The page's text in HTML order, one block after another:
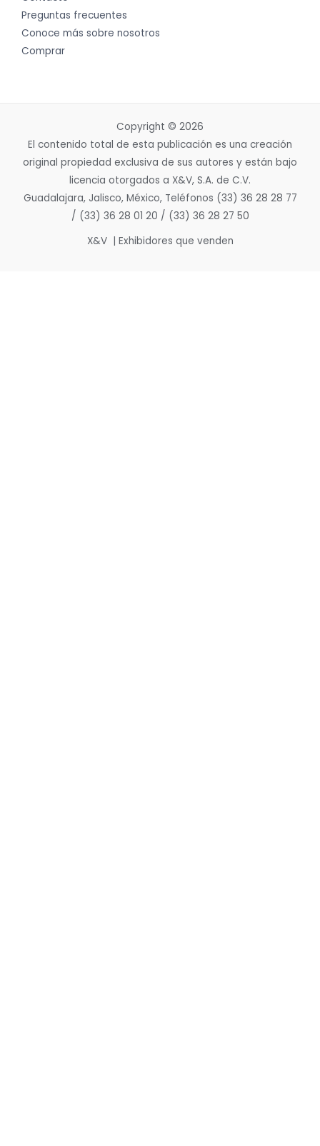
Preguntas frecuentes
Conoce más sobre nosotros
Comprar
Copyright © 2026
El contenido total de esta publicación es una creación
original propiedad exclusiva de sus autores y están bajo
licencia otorgados a X&V, S.A. de C.V.
Guadalajara, Jalisco, México, Teléfonos (33) 36 28 28 77
/ (33) 36 28 01 20 / (33) 36 28 27 50
X&V | Exhibidores que venden